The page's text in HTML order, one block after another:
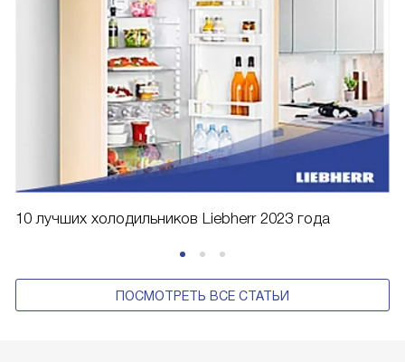
10 лучших холодильников Liebherr 2023 года
ПОСМОТРЕТЬ ВСЕ СТАТЬИ